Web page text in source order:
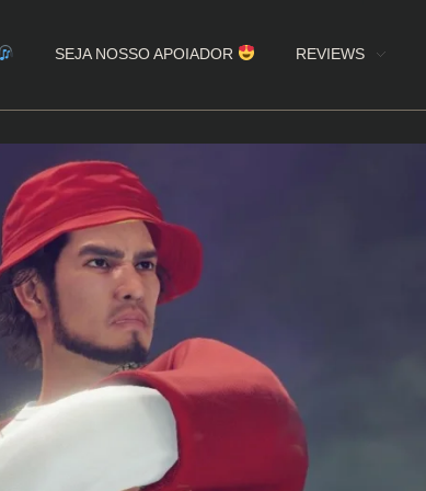
SEJA NOSSO APOIADOR REVIEWS